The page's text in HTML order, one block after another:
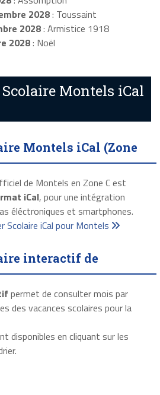
2028: Toussaint
2028: Armistice 1918
2028: Noël
Montels iCal
Montels iCal (Zone
de Montels en Zone C est
iCal, pour une intégration
éléctroniques et smartphones.
Scolaire iCal pour Montels
interactif de
permet de consulter mois par
des vacances scolaires pour la
disponibles en cliquant sur les